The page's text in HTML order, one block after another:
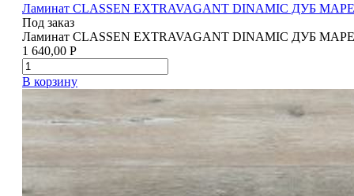
Ламинат CLASSEN EXTRAVAGANT DINAMIC ДУБ
Под заказ
Ламинат CLASSEN EXTRAVAGANT DINAMIC ДУБ
1 640,00 Р
В корзину